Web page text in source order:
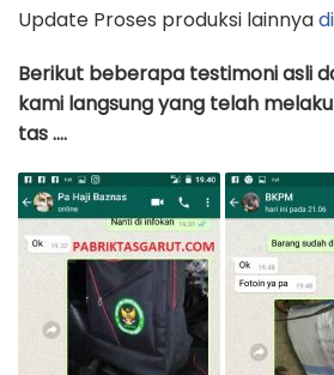
Update Proses produksi lainnya
Berikut beberapa testimoni asli
kami langsung yang telah
tas ….